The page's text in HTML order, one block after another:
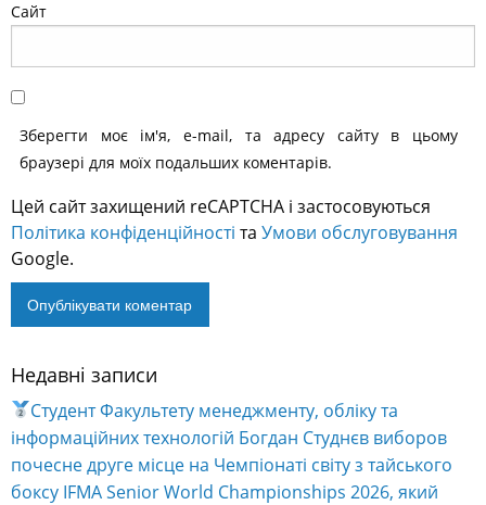
Сайт
Зберегти моє ім'я, e-mail, та адресу сайту в цьому
браузері для моїх подальших коментарів.
Цей сайт захищений reCAPTCHA і застосовуються
Політика конфіденційності та Умови обслуговування
Google.
Alternative:
Недавні записи
Студент Факультету менеджменту, обліку та
інформаційних технологій Богдан Студнєв виборов
почесне друге місце на Чемпіонаті світу з тайського
боксу IFMA Senior World Championships 2026, який